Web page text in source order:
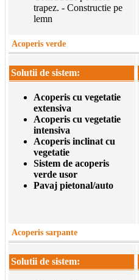
trapez. - Constructie pe
lemn
Acoperis verde
Solutii de sistem:
Acoperis cu vegetatie
extensiva
Acoperis cu vegetatie
intensiva
Acoperis inclinat cu
vegetatie
Sistem de acoperis
verde usor
Pavaj pietonal/auto
Acoperis sarpante
Solutii de sistem: